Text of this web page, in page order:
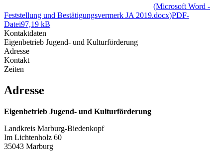
(Microsoft Word -
Feststellung und Bestätigungsvermerk JA 2019.docx)PDF-
Datei97,19 kB
Kontaktdaten
Eigenbetrieb Jugend- und Kulturförderung
Adresse
Kontakt
Zeiten
Adresse
Eigenbetrieb Jugend- und Kulturförderung
Landkreis Marburg-Biedenkopf
Im Lichtenholz 60
35043 Marburg